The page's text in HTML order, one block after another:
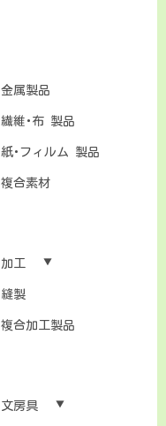
金属製品
繊維･布 製品
紙･フィルム 製品
複合素材
加工
縫製
複合加工製品
文房具